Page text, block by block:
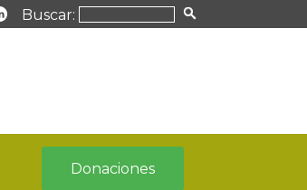
Buscar:
Donaciones